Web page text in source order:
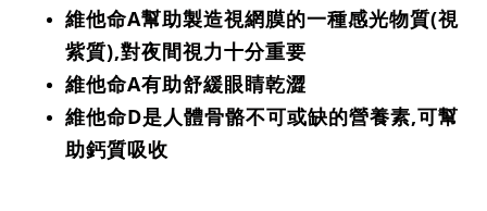
維他命A幫助製造視網膜的一種感光物質(視
紫質),對夜間視力十分重要
維他命A有助舒緩眼睛乾澀
維他命D是人體骨骼不可或缺的營養素,可幫
助鈣質吸收